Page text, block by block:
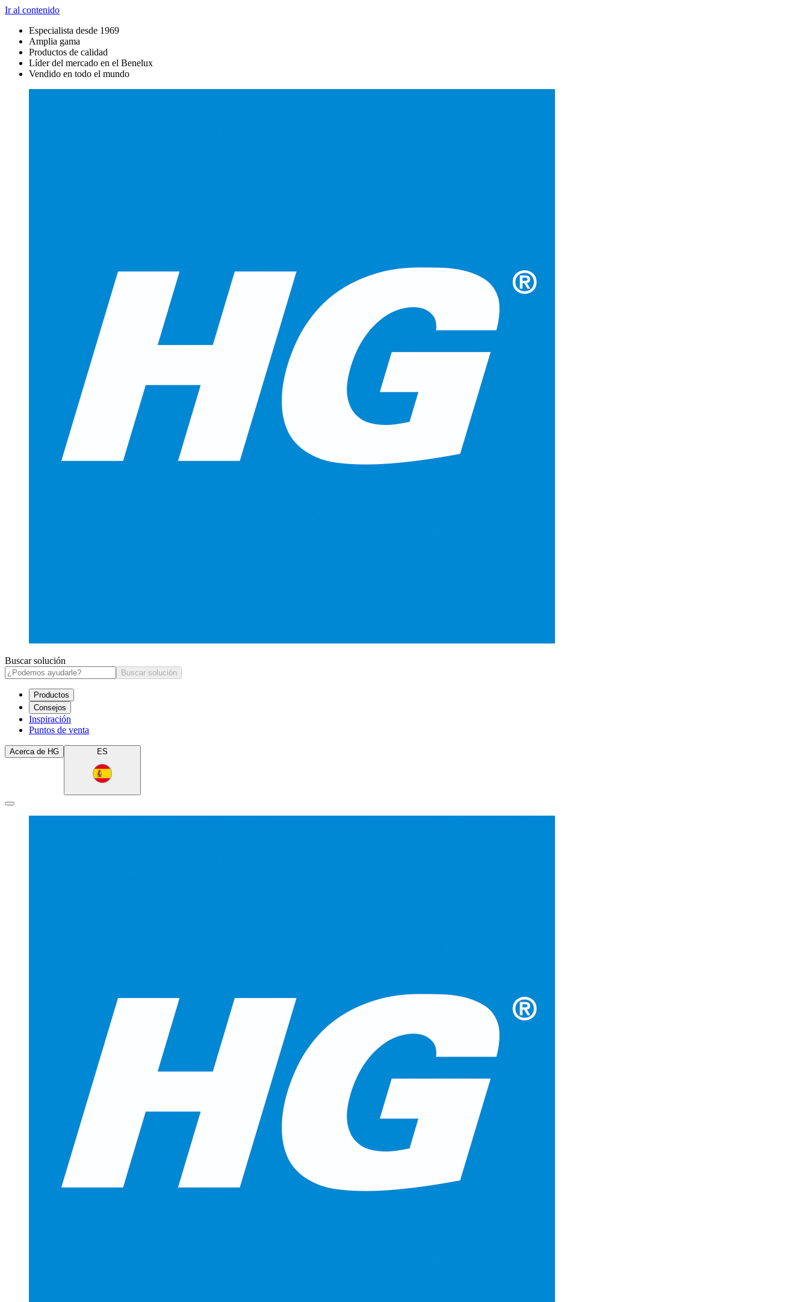
Ir al contenido
Especialista desde 1969
Amplia gama
Productos de calidad
Líder del mercado en el Benelux
Vendido en todo el mundo
Buscar solución
Buscar solución
Productos
Consejos
Inspiración
Puntos de venta
Acerca de HG ES